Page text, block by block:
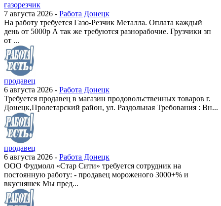
газорезчик
7 августа 2026 - Работа Донецк
На работу требуется Газо-Резчик Металла. Оплата каждый
день от 5000р А так же требуются разнорабочие. Грузчики зп
от ...
продавец
6 августа 2026 - Работа Донецк
Требуется продавец в магазин продовольственных товаров г.
Донецк,Пролетарский район, ул. Раздольная Требования : Вн...
продавец
6 августа 2026 - Работа Донецк
ООО Фудмолл «Стар Сити» требуется сотрудник на
постоянную работу: - продавец мороженого 3000+% и
вкусняшек Мы пред...